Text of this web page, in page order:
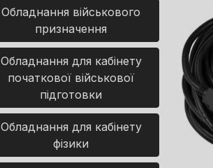
Обладнання військового
призначення
Обладнання для кабінету
початкової військової
підготовки
Обладнання для кабінету
фізики